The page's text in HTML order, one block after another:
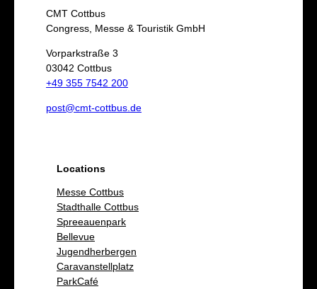
c
h
e
n
CMT Cottbus
Congress, Messe & Touristik GmbH
Vorparkstraße 3
03042 Cottbus
+49 355 7542 200
post@cmt-cottbus.de
Locations
Messe Cottbus
Stadthalle Cottbus
Spreeauenpark
Bellevue
Jugendherbergen
Caravanstellplatz
ParkCafé